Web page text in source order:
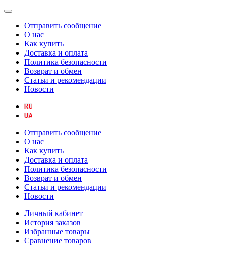
Отправить сообщение
О нас
Как купить
Доставка и оплата
Политика безопасности
Возврат и обмен
Статьи и рекомендации
Новости
Отправить сообщение
О нас
Как купить
Доставка и оплата
Политика безопасности
Возврат и обмен
Статьи и рекомендации
Новости
Личный кабинет
История заказов
Избранные товары
Сравнение товаров